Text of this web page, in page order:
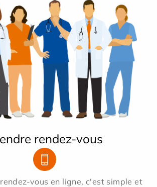
rendez-vous
vous en ligne, c'est simple et